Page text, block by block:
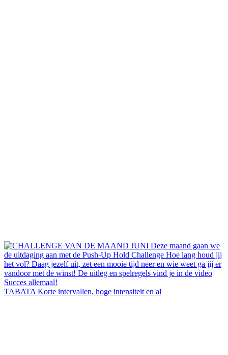
TABATA Korte intervallen, hoge intensiteit en al